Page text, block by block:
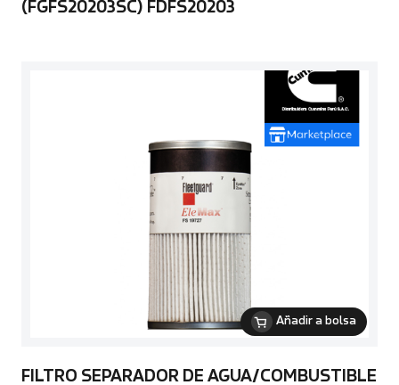
(FGFS20203SC) FDFS20203
Añadir a bolsa
FILTRO SEPARADOR DE AGUA/COMBUSTIBLE